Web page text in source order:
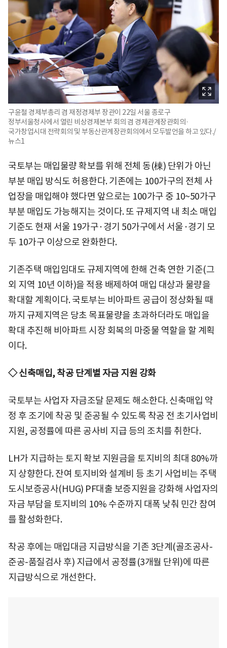
구윤철 경제부총리 겸 재정경제부 장관이 22일 서울 종로구
정부서울청사에서 열린 비상경제본부 회의 겸 경제관계장관회의·
국가창업시대 전략회의 및 부동산관계장관회의에서 모두발언을 하고 있다./
뉴스1
국토부는 매입물량 확보를 위해 전체 동(棟) 단위가 아닌
부분 매입 방식도 허용한다. 기존에는 100가구의 전체 사
업장을 매입해야 했다면 앞으로는 100가구 중 10~50가구
부분 매입도 가능해지는 것이다. 또 규제지역 내 최소 매입
기준도 현재 서울 19가구·경기 50가구에서 서울·경기 모
두 10가구 이상으로 완화한다.
기존주택 매입임대도 규제지역에 한해 건축 연한 기준(그
외 지역 10년 이하)을 적용 배제하여 매입 대상과 물량을
확대할 계획이다. 국토부는 비아파트 공급이 정상화될 때
까지 규제지역은 당초 목표물량을 초과하더라도 매입을
확대 추진해 비아파트 시장 회복의 마중물 역할을 할 계획
이다.
◇ 신축매입, 착공 단계별 자금 지원 강화
국토부는 사업자 자금조달 문제도 해소한다. 신축매입 약
정 후 조기에 착공 및 준공될 수 있도록 착공 전 초기사업비
지원, 공정률에 따른 공사비 지급 등의 조치를 취한다.
LH가 지급하는 토지 확보 지원금을 토지비의 최대 80%까
지 상향한다. 잔여 토지비와 설계비 등 초기 사업비는 주택
도시보증공사(HUG) PF대출 보증지원을 강화해 사업자의
자금 부담을 토지비의 10% 수준까지 대폭 낮춰 민간 참여
를 활성화한다.
착공 후에는 매입대금 지급방식을 기존 3단계(골조공사-
준공-품질검사 후) 지급에서 공정률(3개월 단위)에 따른
지급방식으로 개선한다.